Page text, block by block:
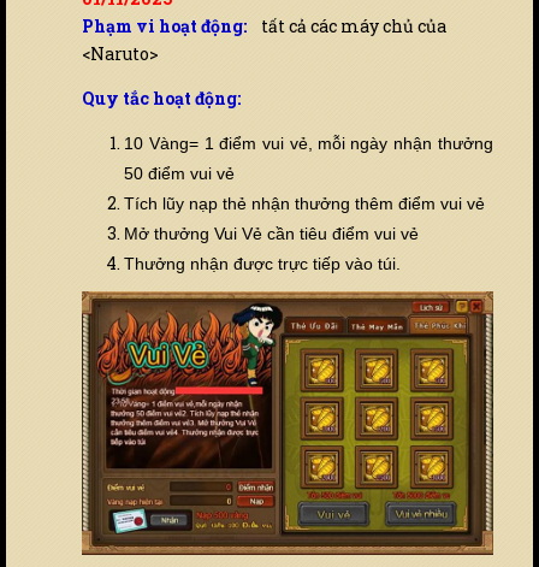
Phạm vi hoạt động: tất cả các máy chủ của
<Naruto>
Quy tắc hoạt động:
10 Vàng= 1 điểm vui vẻ, mỗi ngày nhận thưởng
50 điểm vui vẻ
Tích lũy nạp thẻ nhận thưởng thêm điểm vui vẻ
Mở thưởng Vui Vẻ cần tiêu điểm vui vẻ
Thưởng nhận được trực tiếp vào túi.